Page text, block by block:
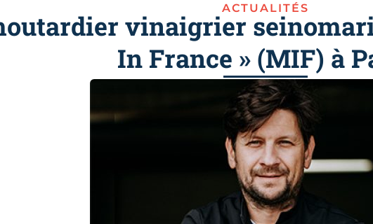
ACTUALITÉS
vinaigrier
In France » (MIF) à